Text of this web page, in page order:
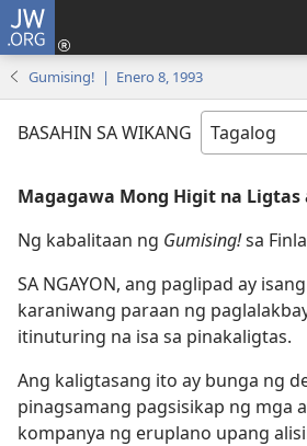
JW.ORG
Gumising! | Enero 8, 1993
BASAHIN SA WIKANG
Magagawa Mong Higit na Ligtas
Ng kabalitaan ng Gumising!sa
SA NGAYON, ang paglipad ay
karaniwang paraan ng
itinuturing na isa sa pinakaligtas.
Ang kaligtasang ito ay bunga ng
pinagsamang pagsisikap ng mga
kompanya ng eruplano upang